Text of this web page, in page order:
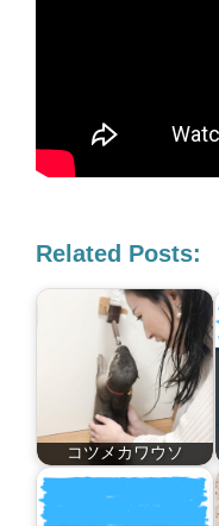
Related Posts:
コツメカワウソ